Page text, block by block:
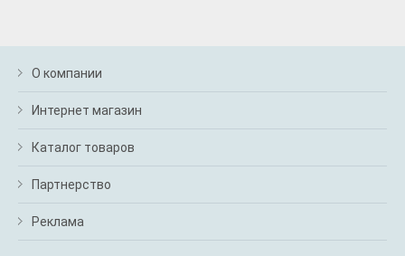
О компании
Интернет магазин
Каталог товаров
Партнерство
Реклама